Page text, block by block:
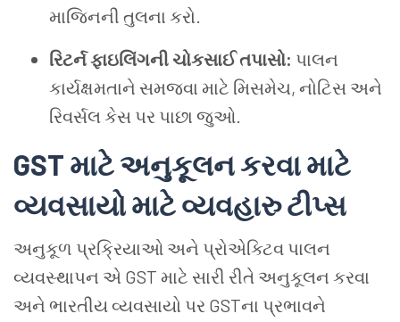
માજિનની તુલના કરો.
રિટર્ન ફાઇલિંગની ચોકસાઈ તપાસો: પાલન
કાર્યક્ષમતાને સમજવા માટે મિસમેચ, નોટિસ અને
રિવર્સલ કેસ પર પાછા જુઓ.
GST માટે અનુકૂલન કરવા માટે
વ્યવસાયો માટે વ્યવહારુ ટીપ્સ
અનુકૂળ પ્રક્રિયાઓ અને પ્રોએક્ટિવ પાલન
વ્યવસ્થાપન એ GST માટે સારી રીતે અનુકૂલન કરવા
અને ભારતીય વ્યવસાયો પર GSTના પ્રભાવને